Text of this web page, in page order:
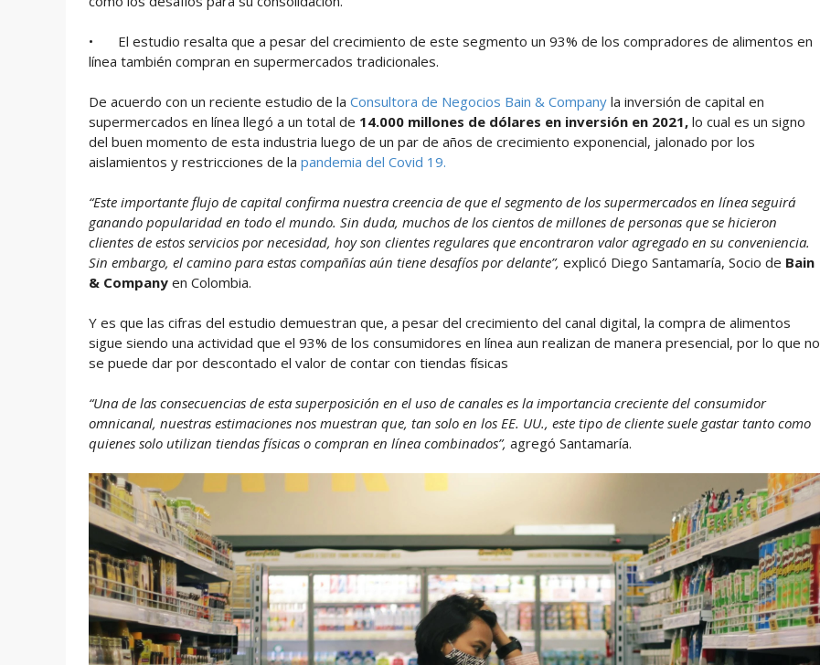
•
El estudio resalta que a pesar del crecimiento de este segmento un 93% de los compradores de alimentos en
línea también compran en supermercados tradicionales.
De acuerdo con un reciente estudio de la Consultora de Negocios Bain & Company la inversión de capital en
supermercados en línea llegó a un total de 14.000 millones de dólares en inversión en 2021, lo cual es un signo
del buen momento de esta industria luego de un par de años de crecimiento exponencial, jalonado por los
aislamientos y restricciones de la pandemia del Covid 19.
“Este importante flujo de capital confirma nuestra creencia de que el segmento de los supermercados en línea seguirá
ganando popularidad en todo el mundo. Sin duda, muchos de los cientos de millones de personas que se hicieron
clientes de estos servicios por necesidad, hoy son clientes regulares que encontraron valor agregado en su conveniencia.
Sin embargo, el camino para estas compañías aún tiene desafíos por delante”, explicó Diego Santamaría, Socio de Bain
& Company en Colombia.
Y es que las cifras del estudio demuestran que, a pesar del crecimiento del canal digital, la compra de alimentos
sigue siendo una actividad que el 93% de los consumidores en línea aun realizan de manera presencial, por lo que no
se puede dar por descontado el valor de contar con tiendas físicas
“Una de las consecuencias de esta superposición en el uso de canales es la importancia creciente del consumidor
omnicanal, nuestras estimaciones nos muestran que, tan solo en los EE. UU., este tipo de cliente suele gastar tanto como
quienes solo utilizan tiendas físicas o compran en línea combinados”, agregó Santamaría.